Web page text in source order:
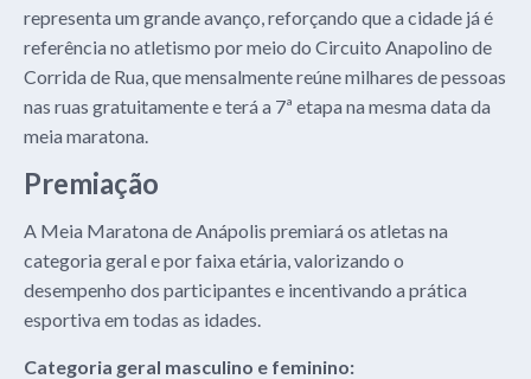
representa um grande avanço, reforçando que a cidade já é
referência no atletismo por meio do Circuito Anapolino de
Corrida de Rua, que mensalmente reúne milhares de pessoas
nas ruas gratuitamente e terá a 7ª etapa na mesma data da
meia maratona.
Premiação
A Meia Maratona de Anápolis premiará os atletas na
categoria geral e por faixa etária, valorizando o
desempenho dos participantes e incentivando a prática
esportiva em todas as idades.
Categoria geral masculino e feminino: